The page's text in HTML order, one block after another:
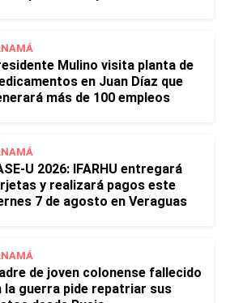
Mulino visita planta de
en Juan Díaz que
más de 100 empleos
U 2026: IFARHU entregará
y realizará pagos este
7 de agosto en Veraguas
de joven colonense fallecido
la guerra pide repatriar sus